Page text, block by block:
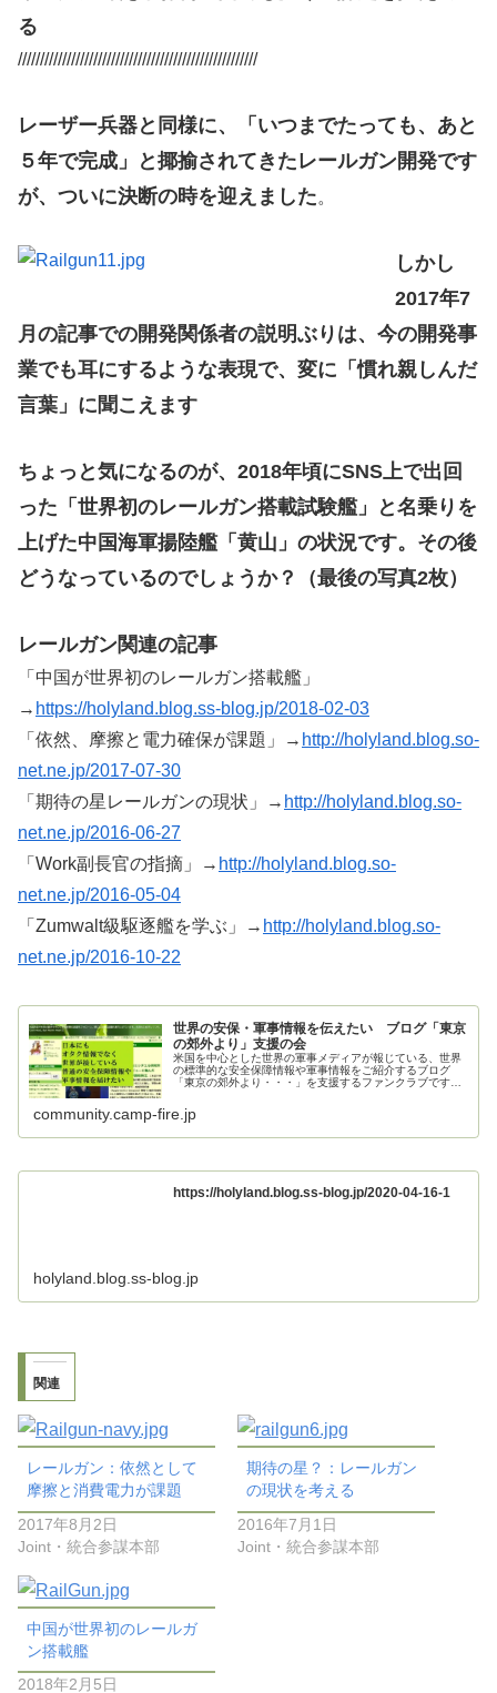
る
//////////////////////////////////////////////////////
レーザー兵器と同様に、「いつまでたっても、あと
５年で完成」と揶揄されてきたレールガン開発です
が、ついに決断の時を迎えました。
しかし
2017年7
月の記事での開発関係者の説明ぶりは、今の開発事
業でも耳にするような表現で、変に「慣れ親しんだ
言葉」に聞こえます
ちょっと気になるのが、2018年頃にSNS上で出回
った「世界初のレールガン搭載試験艦」と名乗りを
上げた中国海軍揚陸艦「黄山」の状況です。その後
どうなっているのでしょうか？（最後の写真2枚）
レールガン関連の記事
「中国が世界初のレールガン搭載艦」
→ https://holyland.blog.ss-blog.jp/2018-02-03
「依然、摩擦と電力確保が課題」→ http://holyland.blog.so-
net.ne.jp/2017-07-30
「期待の星レールガンの現状」→ http://holyland.blog.so-
net.ne.jp/2016-06-27
「Work副長官の指摘」→ http://holyland.blog.so-
net.ne.jp/2016-05-04
「Zumwalt級駆逐艦を学ぶ」→ http://holyland.blog.so-
net.ne.jp/2016-10-22
世界の安保・軍事情報を伝えたい ブログ「東京
の郊外より」支援の会
米国を中心とした世界の軍事メディアが報じている、世界
の標準的な安全保障情報や軍事情報をご紹介するブログ
「東京の郊外より・・・」を支援するファンクラブです。
community.camp-fire.jp
https://holyland.blog.ss-blog.jp/2020-04-16-1
holyland.blog.ss-blog.jp
関連
レールガン：依然として
摩擦と消費電力が課題
2017年8月2日
Joint・統合参謀本部
期待の星？：レールガン
の現状を考える
2016年7月1日
Joint・統合参謀本部
中国が世界初のレールガ
ン搭載艦
2018年2月5日